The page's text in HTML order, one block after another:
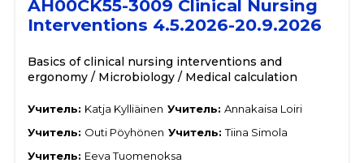
AH00CK55-3009 Clinical Nursing
Interventions 4.5.2026-20.9.2026
Basics of clinical nursing interventions and
ergonomy / Microbiology / Medical calculation
Учитель: Katja Kylliäinen Учитель: Annakaisa Loiri
Учитель: Outi Pöyhönen Учитель:Tiina Simola
Учитель: Eeva Tuomenoksa